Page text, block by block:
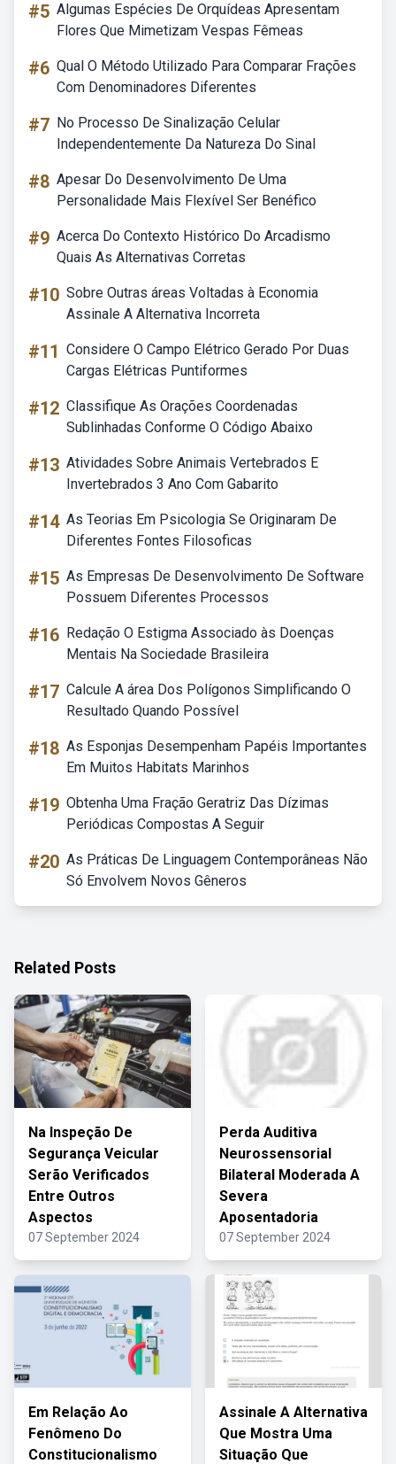
#5 Algumas Espécies De Orquídeas Apresentam
Flores Que Mimetizam Vespas Fêmeas
#6 Qual O Método Utilizado Para Comparar Frações
Com Denominadores Diferentes
#7 No Processo De Sinalização Celular
Independentemente Da Natureza Do Sinal
#8 Apesar Do Desenvolvimento De Uma
Personalidade Mais Flexível Ser Benéfico
#9 Acerca Do Contexto Histórico Do Arcadismo
Quais As Alternativas Corretas
#10 Sobre Outras áreas Voltadas à Economia
Assinale A Alternativa Incorreta
#11 Considere O Campo Elétrico Gerado Por Duas
Cargas Elétricas Puntiformes
#12 Classifique As Orações Coordenadas
Sublinhadas Conforme O Código Abaixo
#13 Atividades Sobre Animais Vertebrados E
Invertebrados 3 Ano Com Gabarito
#14 As Teorias Em Psicologia Se Originaram De
Diferentes Fontes Filosoficas
#15 As Empresas De Desenvolvimento De Software
Possuem Diferentes Processos
#16 Redação O Estigma Associado às Doenças
Mentais Na Sociedade Brasileira
#17 Calcule A área Dos Polígonos Simplificando O
Resultado Quando Possível
#18 As Esponjas Desempenham Papéis Importantes
Em Muitos Habitats Marinhos
#19 Obtenha Uma Fração Geratriz Das Dízimas
Periódicas Compostas A Seguir
#20 As Práticas De Linguagem Contemporâneas Não
Só Envolvem Novos Gêneros
Related Posts
Na Inspeção De
Segurança Veicular
Serão Verificados
Entre Outros
Aspectos
07 September 2024
Perda Auditiva
Neurossensorial
Bilateral Moderada A
Severa
Aposentadoria
07 September 2024
Em Relação Ao
Fenômeno Do
Constitucionalismo
Assinale A Alternativa
Que Mostra Uma
Situação Que